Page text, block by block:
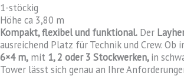
1-stöckig
Höhe ca 3,80 m
Kompakt, flexibel und funktional. Der
ausreichend Platz für Technik und Crew. Ob
6×4 m, mit 1, 2 oder 3 Stockwerken,in
Tower lässt sich genau an Ihre